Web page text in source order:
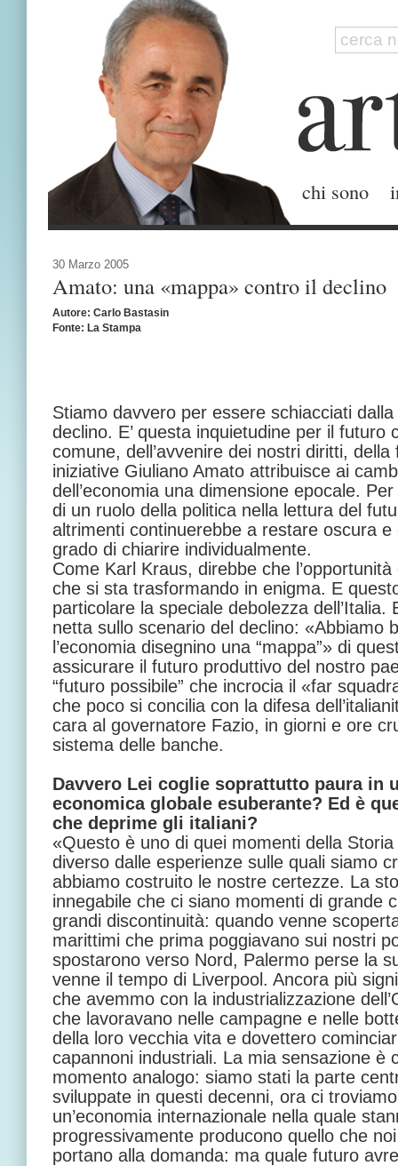
chi sono
30 Marzo 2005
Amato: una «mappa» contro il declino
Autore: Carlo Bastasin
Fonte: La Stampa
Stiamo davvero per essere schiacciati
declino. E’ questa inquietudine per il futuro
comune, dell’avvenire dei nostri diritti,
iniziative Giuliano Amato attribuisce ai
dell’economia una dimensione epocale.
di un ruolo della politica nella lettura del
altrimenti continuerebbe a restare oscura
grado di chiarire individualmente.
Come Karl Kraus, direbbe che
che si sta trasformando in enigma. E
particolare la speciale debolezza
netta sullo scenario del declino: «Abbiamo
l’economia disegnino una “mappa”» di
assicurare il futuro produttivo del nostro
“futuro possibile” che incrocia il «far
che poco si concilia con la difesa
cara al governatore Fazio, in giorni e ore
sistema delle banche.
Davvero Lei coglie soprattutto paura in
economica globale esuberante? Ed è
che deprime gli italiani?
«Questo è uno di quei momenti della
diverso dalle esperienze sulle quali siamo
abbiamo costruito le nostre certezze. La
innegabile che ci siano momenti di grande
grandi discontinuità: quando venne
marittimi che prima poggiavano sui nostri
spostarono verso Nord, Palermo perse la
venne il tempo di Liverpool. Ancora più
che avemmo con la industrializzazione
che lavoravano nelle campagne e nelle
della loro vecchia vita e dovettero
capannoni industriali. La mia sensazione è
momento analogo: siamo stati la parte
sviluppate in questi decenni, ora ci
un’economia internazionale nella quale
progressivamente producono quello che
portano alla domanda: ma quale futuro